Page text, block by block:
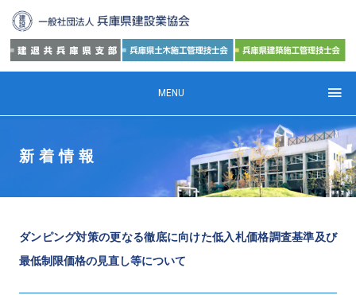
MENU
新着情報
ダンピング対策の更なる徹底に向けた低入札価格調査基準及び
最低制限価格の見直し等について